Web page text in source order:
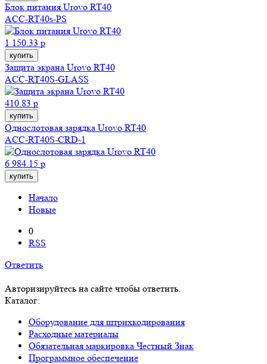
Блок питания Urovo RT40
ACC-RT40s-PS
1 150.33 р
купить
Защита экрана Urovo RT40
ACC-RT40S-GLASS
410.83 р
купить
Однослотовая зарядка Urovo RT40
ACC-RT40S-CRD-1
6 984.15 р
купить
Начало
Новые
0
RSS
Ответить
Авторизируйтесь на сайте чтобы ответить.
Каталог:
Оборудование для штрихкодирования
Расходные материалы
Обязательная маркировка Честный Знак
Программное обеспечение